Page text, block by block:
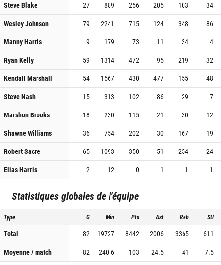
Steve Blake
27 889 256 205 103
34
Wesley Johnson
79 2241 715 124 348
86
Manny Harris
9 179 73 11 34
4
Ryan Kelly
59 1314 472 95 219
32
Kendall Marshall
54 1567 430 477 155
48
Steve Nash
15 313 102 86 29
7
Marshon Brooks
18 230 115 21 30
12
Shawne Williams
36 754 202 30 167
19
Robert Sacre
65 1093 350 51 254
24
Elias Harris
2 12 0 1 1 1
Statistiques globales de l'équipe
Type G Min Pts Ast Reb Stl
Total 82 19727 8442 2006 3365
611
Moyenne / match
82 240.6 103 24.5 41 7.5